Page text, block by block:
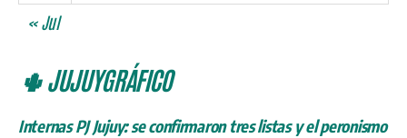
« Jul
🌵 JUJUYGRÁFICO
Internas PJ Jujuy: se confirmaron tres listas y el peronismo